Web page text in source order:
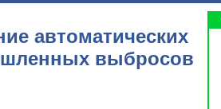
автоматических
выбросов